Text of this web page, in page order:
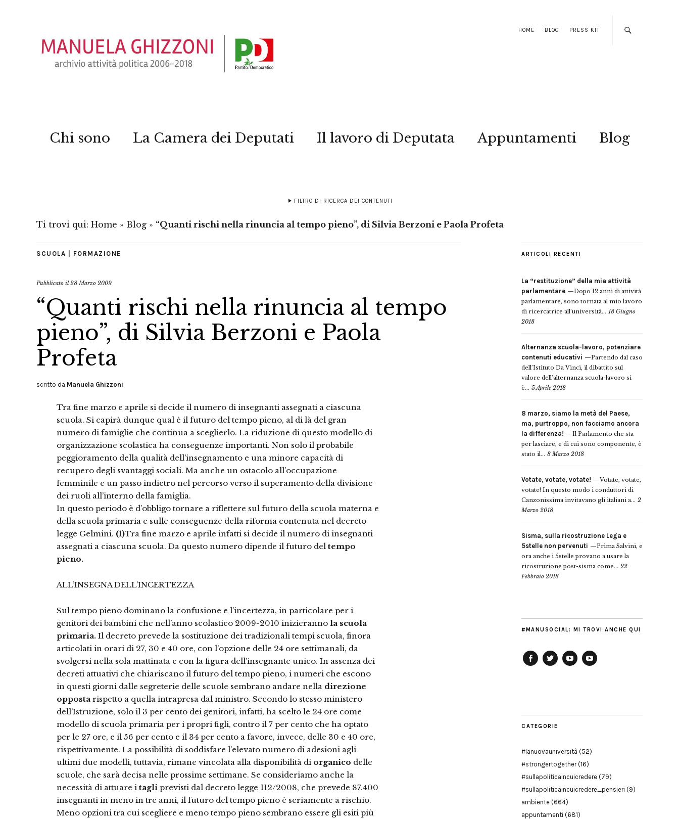
HOME BLOG PRESS KIT
Chi sono La Camera dei Deputati Il lavoro di Deputata Appuntamenti Blog
FILTRO DI RICERCA DEI CONTENUTI
Ti trovi qui: Home » Blog » “Quanti rischi nella rinuncia al tempo pieno”, di Silvia Berzoni e Paola Profeta
SCUOLA | FORMAZIONE
Pubblicato il28 Marzo 2009
“Quanti rischi nella rinuncia al tempo
pieno”, di Silvia Berzoni e Paola
Profeta
scritto da Manuela Ghizzoni
Tra fine marzo e aprile si decide il numero di insegnanti assegnati a ciascuna
scuola. Si capirà dunque qual è il futuro del tempo pieno, al di là del gran
numero di famiglie che continua a sceglierlo. La riduzione di questo modello di
organizzazione scolastica ha conseguenze importanti. Non solo il probabile
peggioramento della qualità dell’insegnamento e una minore capacità di
recupero degli svantaggi sociali. Ma anche un ostacolo all’occupazione
femminile e un passo indietro nel percorso verso il superamento della divisione
dei ruoli all’interno della famiglia.
In questo periodo è d’obbligo tornare a riflettere sul futuro della scuola materna e
della scuola primaria e sulle conseguenze della riforma contenuta nel decreto
legge Gelmini. (1)Tra fine marzo e aprile infatti si decide il numero di insegnanti
assegnati a ciascuna scuola. Da questo numero dipende il futuro del tempo
pieno.
ALL’INSEGNA DELL’INCERTEZZA
Sul tempo pieno dominano la confusione e l’incertezza, in particolare per i
genitori dei bambini che nell’anno scolastico 2009-2010 inizieranno la scuola
primaria. Il decreto prevede la sostituzione dei tradizionali tempi scuola, finora
articolati in orari di 27, 30 e 40 ore, con l’opzione delle 24 ore settimanali, da
svolgersi nella sola mattinata e con la figura dell’insegnante unico. In assenza dei
decreti attuativi che chiariscano il futuro del tempo pieno, i numeri che escono
in questi giorni dalle segreterie delle scuole sembrano andare nella direzione
opposta rispetto a quella intrapresa dal ministro. Secondo lo stesso ministero
dell’Istruzione, solo il 3 per cento dei genitori, infatti, ha scelto le 24 ore come
modello di scuola primaria per i propri figli, contro il 7 per cento che ha optato
per le 27 ore, e il 56 per cento e il 34 per cento a favore, invece, delle 30 e 40 ore,
rispettivamente. La possibilità di soddisfare l’elevato numero di adesioni agli
ultimi due modelli, tuttavia, rimane vincolata alla disponibilità di organico delle
scuole, che sarà decisa nelle prossime settimane. Se consideriamo anche la
necessità di attuare i tagli previsti dal decreto legge 112/2008, che prevede 87.400
insegnanti in meno in tre anni, il futuro del tempo pieno è seriamente a rischio.
Meno opzioni tra cui scegliere e meno tempo pieno sembrano essere gli esiti più
ARTICOLI RECENTI
La “restituzione” della mia attività
parlamentare
Dopo 12 anni di attività
parlamentare, sono tornata al mio lavoro
di ricercatrice all’università... 18 Giugno
2018
Alternanza scuola-lavoro, potenziare
contenuti educativi
Partendo dal caso
dell’Istituto Da Vinci, il dibattito sul
valore dell’alternanza scuola-lavoro si
è... 5 Aprile 2018
8 marzo, siamo la metà del Paese,
ma, purtroppo, non facciamo ancora
la differenza!
Il Parlamento che sta
per lasciare, e di cui sono componente, è
stato il... 8 Marzo 2018
Votate, votate, votate!
Votate, votate,
votate! In questo modo i conduttori di
Canzonissima invitavano gli italiani a... 2
Marzo 2018
Sisma, sulla ricostruzione Lega e
5stelle non pervenuti
Prima Salvini, e
ora anche i 5stelle provano a usare la
ricostruzione post-sisma come... 22
Febbraio 2018
#MANUSOCIAL: MI TROVI ANCHE QUI
CATEGORIE
#lanuovauniversità (52)
#strongertogether(16)
#sullapoliticaincuicredere (79)
#sullapoliticaincuicredere_pensieri (9)
ambiente (664)
appuntamenti (681)